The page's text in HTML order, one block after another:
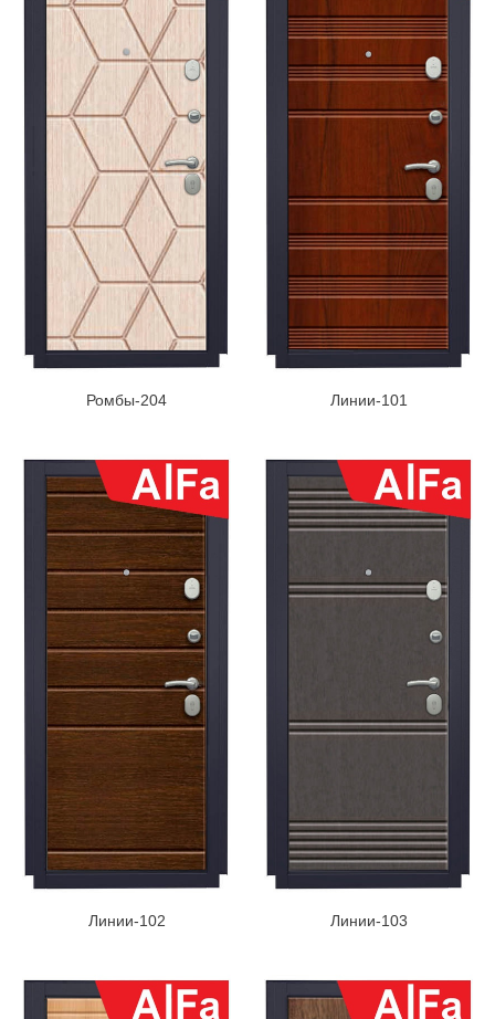
Ромбы-204 Линии-101
Линии-102 Линии-103